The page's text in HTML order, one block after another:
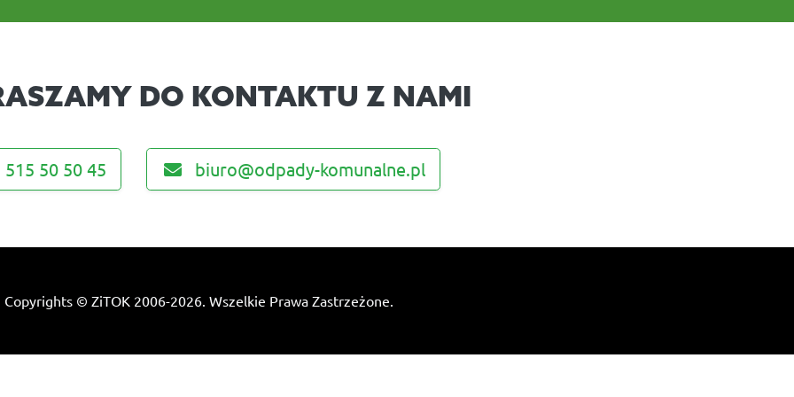
DO KONTAKTU Z NAMI
515 50 50 45 biuro@odpady-komunalne.pl
Copyrights © ZiTOK 2006-2026. Wszelkie Prawa Zastrzeżone.